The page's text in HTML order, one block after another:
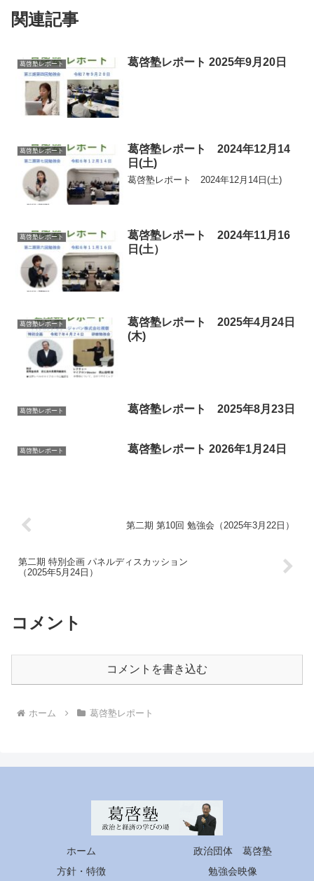
関連記事
葛啓塾レポート 葛啓塾レポート 2025年9月20日
葛啓塾レポート
葛啓塾レポート 2024年12月14
日(土)
葛啓塾レポート 2024年12月14日(土)
葛啓塾レポート
葛啓塾レポート 2024年11月16
日(土）
葛啓塾レポート
葛啓塾レポート 2025年4月24日
(木)
葛啓塾レポート 葛啓塾レポート 2025年8月23日
葛啓塾レポート 葛啓塾レポート 2026年1月24日
第二期 第10回 勉強会（2025年3月22日）
第二期 特別企画 パネルディスカッション
（2025年5月24日）
コメント
コメントを書き込む
ホーム 葛啓塾レポート
ホーム
政治団体 葛啓塾
方針・特徴
勉強会映像